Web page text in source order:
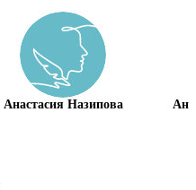
Анастасия Назипова